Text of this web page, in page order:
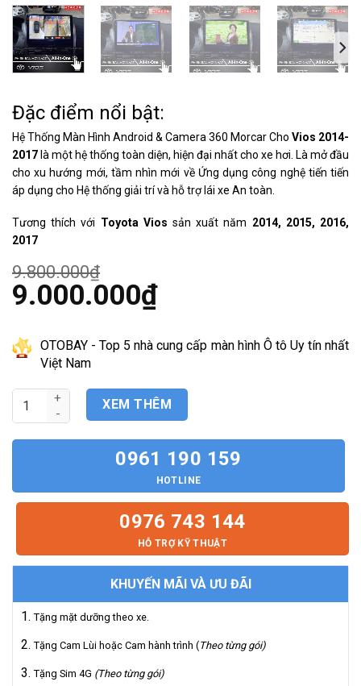
Đặc điểm nổi bật:
Hệ Thống Màn Hình Android & Camera 360 Morcar Cho Vios 2014-
2017 là một hệ thống toàn diện, hiện đại nhất cho xe hơi. Là mở đầu
cho xu hướng mới, tầm nhìn mới về Ứng dụng công nghệ tiến tiến
áp dụng cho Hệ thống giải trí và hỗ trợ lái xe An toàn.
Tương thích với Toyota Viossản xuất năm 2014, 2015, 2016,
2017
9.800.000₫
Giá
gốc
9.000.000₫
tại
là:
9.000.000₫.
OTOBAY - Top 5 nhà cung cấp màn hình Ô tô Uy tín nhất
Việt Nam
Hệ Thống Màn Hình Android & Camera 360 Cho Vios 2014-
XEM THÊM
0961 190 159
HOTLINE
0976 743 144
HỖ TRỢ KỸ THUẬT
KHUYẾN MÃI VÀ ƯU ĐÃI
Tặng mặt dưỡng theo xe.
Tặng Cam Lùi hoặc Cam hành trình (Theo từng gói)
Tặng Sim 4G (Theo từng gói)